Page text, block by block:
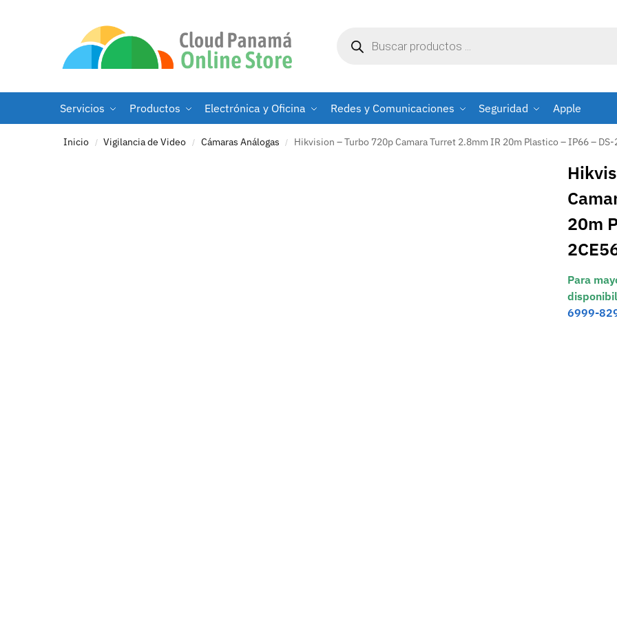
Servicios Productos Electrónica y Oficina Redes y Comunicaciones Seguridad Apple
Inicio / Vigilancia de Video / Cámaras Análogas / Hikvision – Turbo 720p Camara Turret 2.8mm IR 20m Plastico – IP66 –
20m
Para
6999-